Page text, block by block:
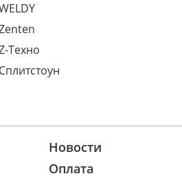
Техно
Сплитстоун
Новости
Оплата